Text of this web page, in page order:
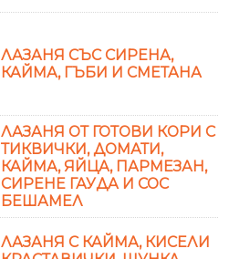
ЛАЗАНЯ СЪС СИРЕНА,
КАЙМА, ГЪБИ И СМЕТАНА
ЛАЗАНЯ ОТ ГОТОВИ КОРИ С
ТИКВИЧКИ, ДОМАТИ,
КАЙМА, ЯЙЦА, ПАРМЕЗАН,
СИРЕНЕ ГАУДА И СОС
БЕШАМЕЛ
ЛАЗАНЯ С КАЙМА, КИСЕЛИ